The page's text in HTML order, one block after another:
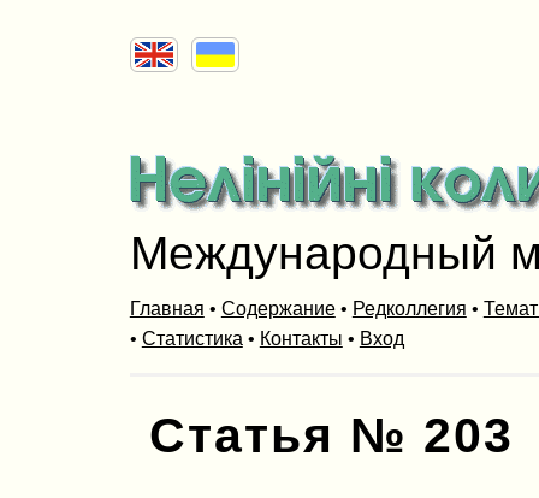
Международный
Главная • Содержание• Редколлегия •
• Статистика • Контакты • Вход
Статья № 203